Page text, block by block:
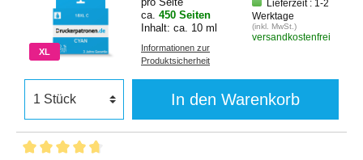
XL
ca. 450 Seiten
Inhalt: ca. 10 ml
Informationen zur
Produktsicherheit
Lieferzeit : 1-2
Werktage
(inkl. MwSt.)
versandkostenfrei
In den Warenkorb